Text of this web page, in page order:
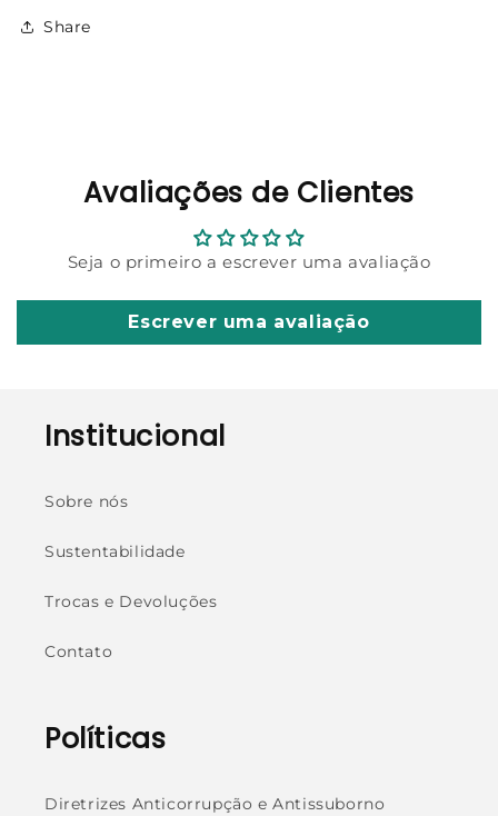
Share
Avaliações de Clientes
Seja o primeiro a escrever uma avaliação
Escrever uma avaliação
Institucional
Sobre nós
Sustentabilidade
Trocas e Devoluções
Contato
Políticas
Diretrizes Anticorrupção e Antissuborno